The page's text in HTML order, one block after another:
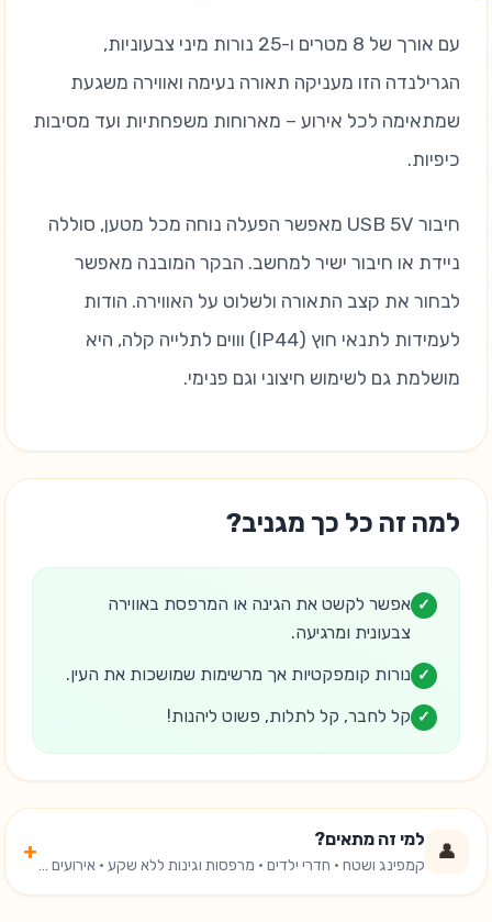
עם אורך של 8 מטרים ו-25 נורות מיני צבעוניות,
הגרילנדה הזו מעניקה תאורה נעימה ואווירה משגעת
שמתאימה לכל אירוע – מארוחות משפחתיות ועד מסיבות
כיפיות.
חיבור USB 5V מאפשר הפעלה נוחה מכל מטען, סוללה
ניידת או חיבור ישיר למחשב. הבקר המובנה מאפשר
לבחור את קצב התאורה ולשלוט על האווירה. הודות
לעמידות לתנאי חוץ (IP44) וווים לתלייה קלה, היא
מושלמת גם לשימוש חיצוני וגם פנימי.
למה זה כל כך מגניב?
✓ אפשר לקשט את הגינה או המרפסת באווירה
צבעונית ומרגיעה.
✓ נורות קומפקטיות אך מרשימות שמושכות את העין.
✓ קל לחבר, קל לתלות, פשוט ליהנות!
👤
למי זה מתאים?
קמפינג ושטח · חדרי ילדים · מרפסות וגינות ללא שקע · אירועים ומסיבות
+